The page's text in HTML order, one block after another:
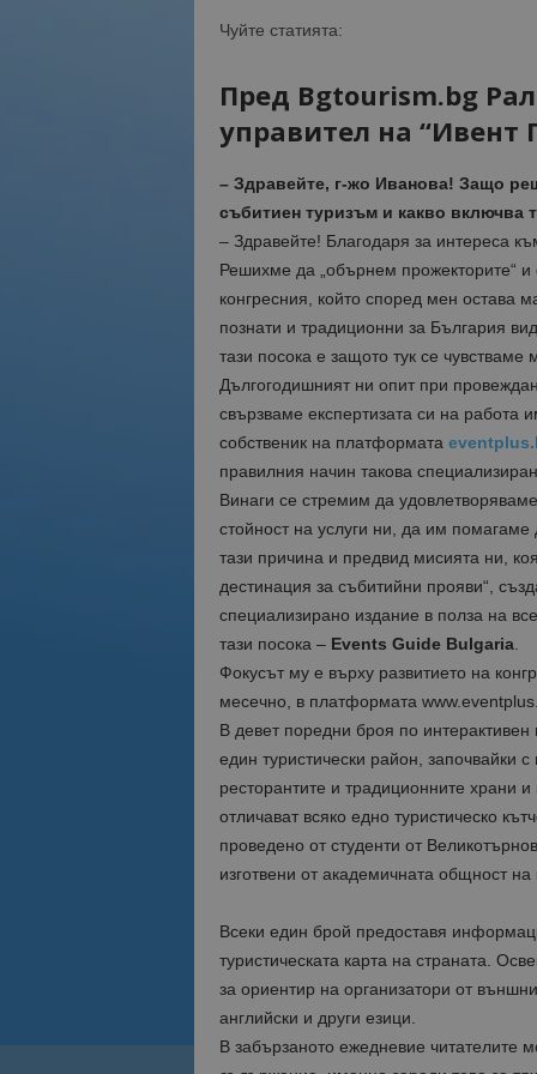
Чуйте статията:
Пред Bgtourism.bg
управител на “Ивент
– Здравейте, г-жо Иванова! Защо
събитиен туризъм и какво включва
– Здравейте! Благодаря за интереса
Решихме да „обърнем прожекторите“ и
конгресния, който според мен остава
познати и традиционни за България
тази посока е защото тук се
Дългогодишният ни опит при
свързваме експертизата си на работа
собственик на платформата
правилния начин такова
Винаги се стремим да
стойност на услуги ни, да им
тази причина и предвид мисията ни,
дестинация за събитийни прояви“,
специализирано издание в полза на
тази посока – Еvents Guide Bulgaria.
Фокусът му е върху развитието на
месечно, в платформата
В девет поредни броя по
един туристически район, започвайки
ресторантите и традиционните храни
отличават всяко едно туристическо
проведено от студенти от
изготвени от академичната общност
Всеки един брой предоставя
туристическата карта на страната.
за ориентир на организатори от
английски и други езици.
В забързаното ежедневие читателите